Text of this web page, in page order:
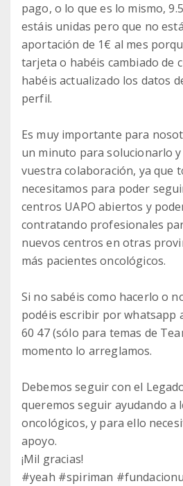
pago, o lo que es lo mismo,
estáis unidas pero que no
aportación de 1€ al mes
tarjeta o habéis cambiado de
habéis actualizado los datos
perfil.
Es muy importante para
un minuto para solucionarlo y
vuestra colaboración, ya que
necesitamos para poder
centros UAPO abiertos y
contratando profesionales
nuevos centros en otras
más pacientes oncológicos.
Si no sabéis como hacerlo o
podéis escribir por whatsapp
60 47 (sólo para temas de
momento lo arreglamos.
Debemos seguir con el
queremos seguir ayudando a
oncológicos, y para ello
apoyo.
¡Mil gracias!
#yeah #spiriman